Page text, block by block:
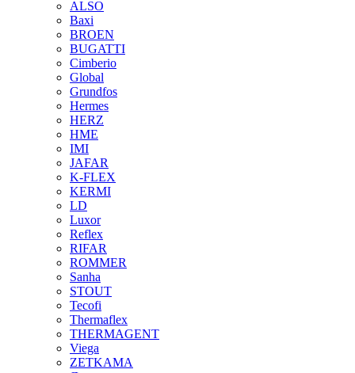
ALSO
Baxi
BROEN
BUGATTI
Cimberio
Global
Grundfos
Hermes
HERZ
HME
IMI
JAFAR
K-FLEX
KERMI
LD
Luxor
Reflex
RIFAR
ROMMER
Sanha
STOUT
Tecofi
Thermaflex
THERMAGENT
Viega
ZETKAMA